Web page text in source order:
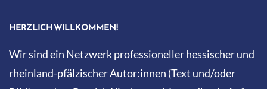
HERZLICH WILLKOMMEN!
Wir sind ein Netzwerk professioneller hessischer und
rheinland-pfälzischer Autor:innen (Text und/oder